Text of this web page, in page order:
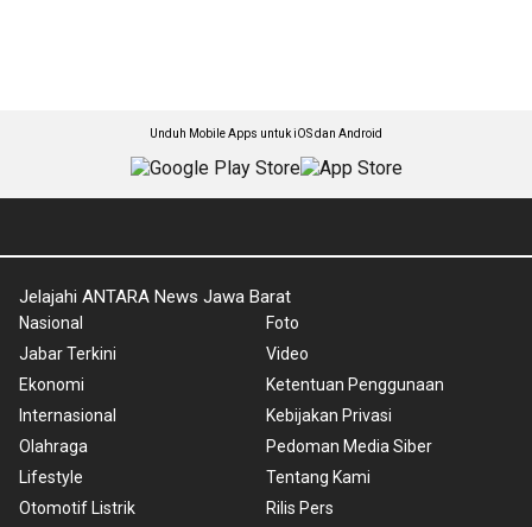
Unduh Mobile Apps untuk iOS dan Android
Jelajahi ANTARA News Jawa Barat
Nasional
Jabar Terkini
Ekonomi
Internasional
Olahraga
Lifestyle
Otomotif Listrik
Foto
Video
Ketentuan Penggunaan
Kebijakan Privasi
Pedoman Media Siber
Tentang Kami
Rilis Pers